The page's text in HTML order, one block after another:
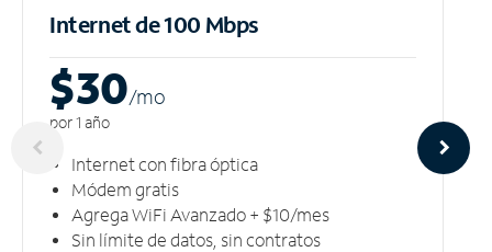
Internet de 100 Mbps
$30/mo
por 1 año
Internet con fibra óptica
Módem gratis
Agrega WiFi Avanzado + $10/mes
Sin límite de datos, sin contratos